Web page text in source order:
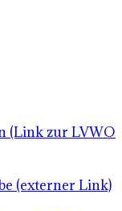
(Link zur LVWO
(externer Link)